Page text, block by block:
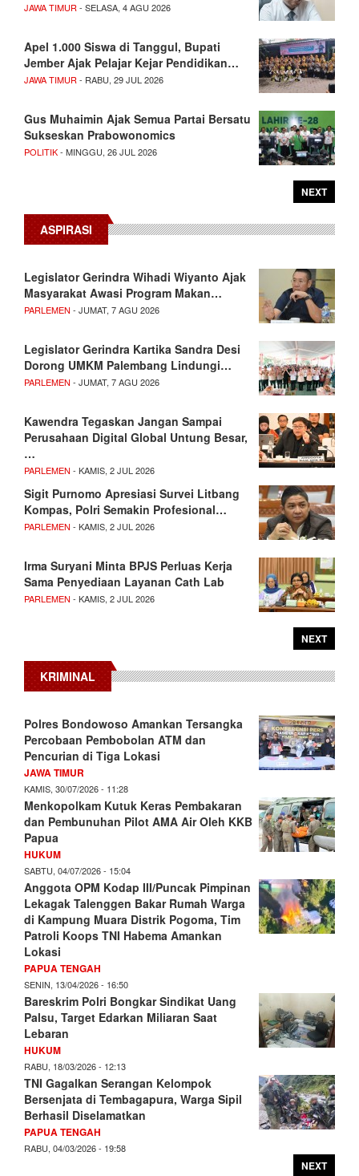
JAWA TIMUR - SELASA, 4 AGU 2026
Apel 1.000 Siswa di Tanggul, Bupati
Jember Ajak Pelajar Kejar Pendidikan…
JAWA TIMUR - RABU, 29 JUL 2026
Gus Muhaimin Ajak Semua Partai Bersatu
Sukseskan Prabowonomics
POLITIK- MINGGU, 26 JUL 2026
NEXT
ASPIRASI
Legislator Gerindra Wihadi Wiyanto Ajak
Masyarakat Awasi Program Makan…
PARLEMEN - JUMAT, 7 AGU 2026
Legislator Gerindra Kartika Sandra Desi
Dorong UMKM Palembang Lindungi…
PARLEMEN - JUMAT, 7 AGU 2026
Kawendra Tegaskan Jangan Sampai
Perusahaan Digital Global Untung Besar,
…
PARLEMEN - KAMIS, 2 JUL 2026
Sigit Purnomo Apresiasi Survei Litbang
Kompas, Polri Semakin Profesional…
PARLEMEN - KAMIS, 2 JUL 2026
Irma Suryani Minta BPJS Perluas Kerja
Sama Penyediaan Layanan Cath Lab
PARLEMEN - KAMIS, 2 JUL 2026
NEXT
KRIMINAL
Polres Bondowoso Amankan Tersangka
Percobaan Pembobolan ATM dan
Pencurian di Tiga Lokasi
JAWA TIMUR
KAMIS, 30/07/2026 - 11:28
Menkopolkam Kutuk Keras Pembakaran
dan Pembunuhan Pilot AMA Air Oleh KKB
Papua
HUKUM
SABTU, 04/07/2026 - 15:04
Anggota OPM Kodap III/Puncak Pimpinan
Lekagak Talenggen Bakar Rumah Warga
di Kampung Muara Distrik Pogoma, Tim
Patroli Koops TNI Habema Amankan
Lokasi
PAPUA TENGAH
SENIN, 13/04/2026 - 16:50
Bareskrim Polri Bongkar Sindikat Uang
Palsu, Target Edarkan Miliaran Saat
Lebaran
HUKUM
RABU, 18/03/2026 - 12:13
TNI Gagalkan Serangan Kelompok
Bersenjata di Tembagapura, Warga Sipil
Berhasil Diselamatkan
PAPUA TENGAH
RABU, 04/03/2026 - 19:58
NEXT